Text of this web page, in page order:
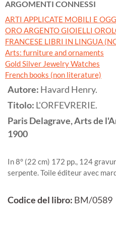
ARGOMENTI CONNESSI
ARTI APPLICATE MOBILI E
ORO ARGENTO GIOIELLI
FRANCESE LIBRI IN LINGUA
Arts: furniture and ornaments
Gold Silver Jewelry Watches
French books (non literature)
Autore: Havard Henry.
Titolo: L'ORFEVRERIE.
ParisDelagrave, Arts de
1900
In 8° (22 cm) 172 pp., 124
serpente. Toile éditeur avec
Codice del libro: BM/0589